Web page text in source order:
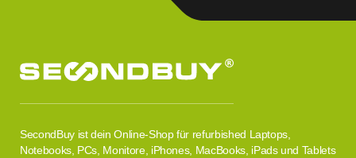
SecondBuy ist dein Online-Shop für refurbished Laptops,
Notebooks, PCs, Monitore, iPhones, MacBooks, iPads und Tablets